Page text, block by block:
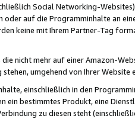
Social Networking-
oder auf die Programminhalte an
keine mit Ihrem Partner-Tag
nicht mehr auf einer Amazon-
umgehend von Ihrer
einschließlich in den
ein bestimmtes Produkt, eine
zu diesen steht